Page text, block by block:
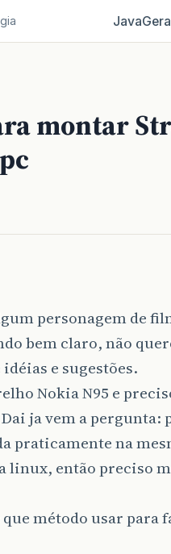
Java
montar
personagem de
bem claro, não
e sugestões.
Nokia N95 e
ja vem a pergunta:
praticamente na
linux, então preciso
método usar para